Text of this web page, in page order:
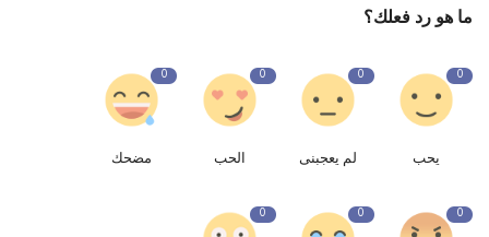
ما هو رد فعلك؟
0
يحب
0
لم يعجبنى
0
الحب
0
مضحك
0
0
0